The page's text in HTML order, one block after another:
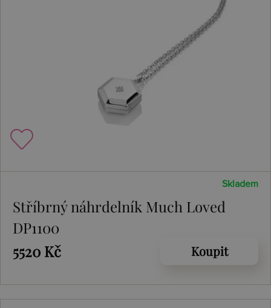
Skladem
Stříbrný náhrdelník Much Loved
DP1100
5520 Kč
Koupit